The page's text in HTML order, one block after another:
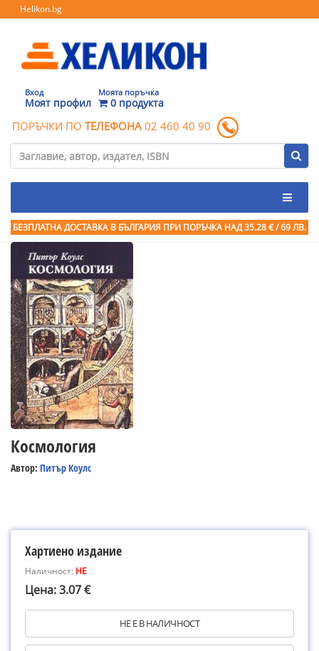
Helikon.bg
Вход
Моят профил
Моята поръчка
0 продукта
ПОРЪЧКИ ПО ТЕЛЕФОНА 02 460 40 90
БЕЗПЛАТНА ДОСТАВКА В БЪЛГАРИЯ ПРИ ПОРЪЧКА НАД 35.28 € / 69 ЛВ.
Космология
Автор: Питър Коулс
Хартиено издание
Наличност: НЕ
Цена: 3.07 €
НЕ Е В НАЛИЧНОСТ